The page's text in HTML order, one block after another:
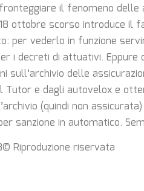
il fenomeno delle
ottobre scorso introduce il
per vederlo in funzione
i decreti di attuativi.
sull’archivio delle
Tutor e dagli autovelox e
(quindi non
sanzione in automatico.
Riproduzione riservata